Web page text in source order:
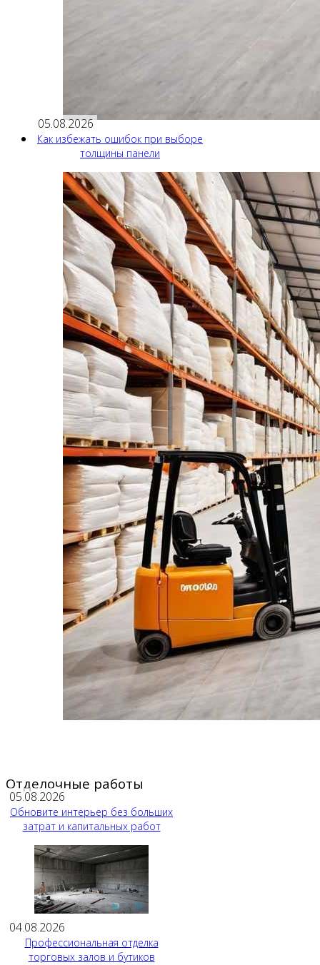
05.08.2026
Как избежать ошибок при выборе
толщины панели
Отделочные работы
05.08.2026
Обновите интерьер без больших
затрат и капитальных работ
04.08.2026
Профессиональная отделка
торговых залов и бутиков